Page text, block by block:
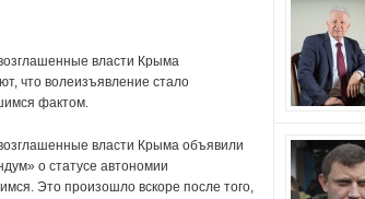
власти Крыма
что волеизъявление стало
фактом.
власти Крыма объявили
о статусе автономии
Это произошло вскоре после того,